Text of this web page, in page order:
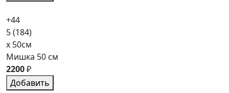
+44
5(184)
x 50см
Мишка 50 см
2200₽
Добавить